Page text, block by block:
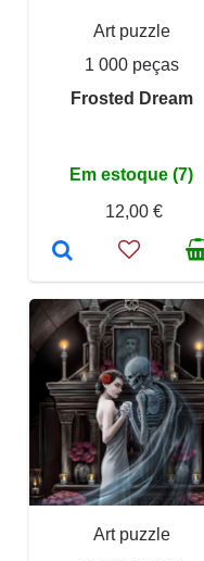
Art puzzle
1 000 peças
Frosted Dream
Em estoque (7)
12,00 €
Art puzzle